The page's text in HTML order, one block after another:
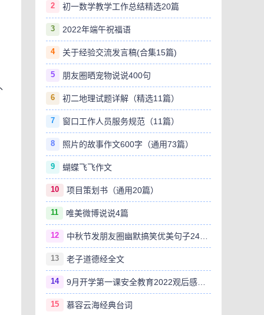
2 初一数学教学工作总结精选20篇
3 2022年端午祝福语
4 关于经验交流发言稿(合集15篇)
5 朋友圈晒宠物说说400句
6 初二地理试题详解（精选11篇）
7 窗口工作人员服务规范（11篇）
8 照片的故事作文600字（通用73篇）
9 蝴蝶飞飞作文
10 项目策划书（通用20篇）
11 唯美微博说说4篇
12 中秋节发朋友圈幽默搞笑优美句子240句
13 老子道德经全文
14 9月开学第一课安全教育2022观后感范文（精选8篇）
15 慕容云海经典台词